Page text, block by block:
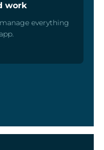
work
everything